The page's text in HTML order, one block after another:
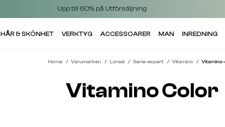
Upp till 60% på Utförsäljning
HÅR & SKÖNHET VERKTYG ACCESSOARER MAN INREDNING
Home Varumarken Loreal Serie-expert Vitamino
Vitamino Color